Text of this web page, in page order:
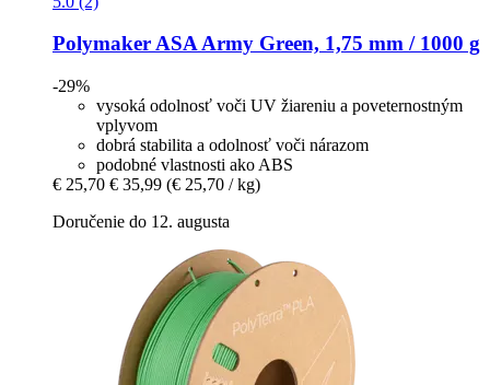
PolymakerASA Army Green, 1,75 mm / 1000 g
-29%
vysoká odolnosť voči UV žiareniu a poveternostným
vplyvom
dobrá stabilita a odolnosť voči nárazom
podobné vlastnosti ako ABS
€ 25,70 € 35,99 (€ 25,70 / kg)
Doručenie do 12. augusta